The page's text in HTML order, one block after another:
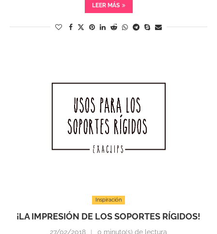
LEER MÁS
Inspiración
¡LA IMPRESIÓN DE LOS SOPORTES RÍGIDOS!
27/02/2018 0 minuto(s) de lectura